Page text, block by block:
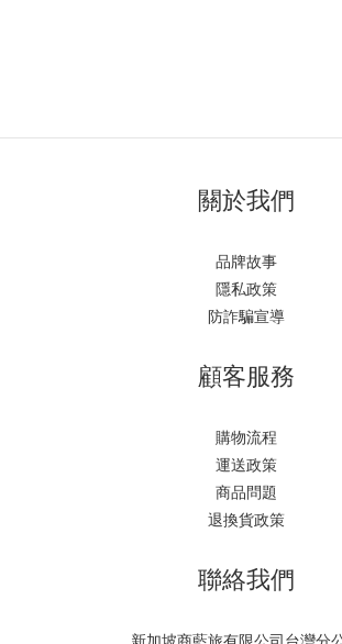
關於我們
品牌故事
隱私政策
防詐騙宣導
顧客服務
購物流程
運送政策
商品問題
退換貨政策
聯絡我們